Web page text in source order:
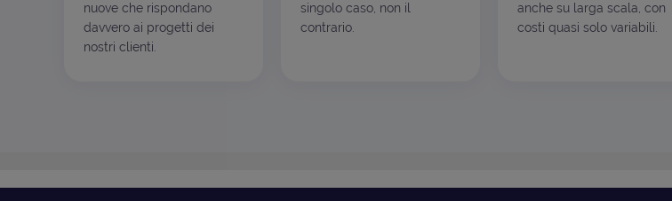
nuove che rispondano
davvero ai progetti dei
nostri clienti.
singolo caso, non il
contrario.
anche su larga scala, con
costi quasi solo variabili.